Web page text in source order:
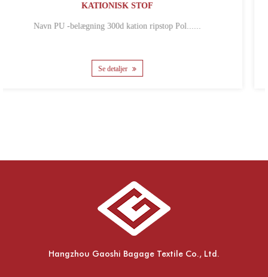
KATIONISK STOF
Navn 600d PU belagt kation Polyester
Hangzhou Gaoshi Bagage Textile Co., Ltd.